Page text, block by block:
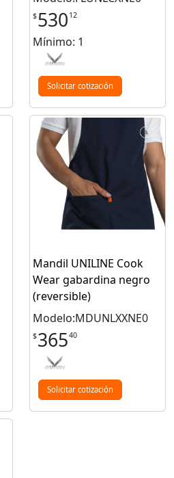
$530 12
Mínimo: 1
Solicitar cotización
Mandil UNILINE Cook
Wear gabardina negro
(reversible)
Modelo:MDUNLXXNE0
$36540
Solicitar cotización